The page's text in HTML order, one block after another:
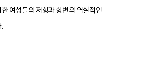
여성들의 저항과 항변의 역설적인